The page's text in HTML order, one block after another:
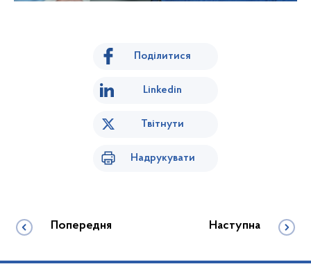
Поділитися
Linkedin
Твітнути
Надрукувати
Попередня Наступна